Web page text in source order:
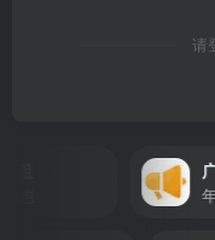
请
广
年